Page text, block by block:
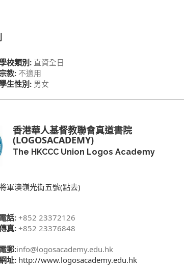
校類別: 直資全日
教: 不適用
生性別: 男女
香港華人基督教聯會真道書院
(LOGOSACADEMY)
The HKCCC Union Logos Academy
軍澳嶺光街五號(點去)
話: +852 23372126
真: +852 23376848
郵:info@logosacademy.edu.hk
址: http://www.logosacademy.edu.hk